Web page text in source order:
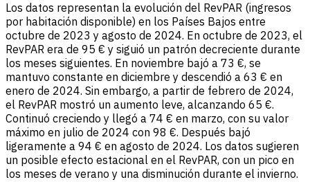
Los datos representan la evolución del RevPAR (ingresos
por habitación disponible) en los Países Bajos entre
octubre de 2023 y agosto de 2024. En octubre de 2023, el
RevPAR era de 95 € y siguió un patrón decreciente durante
los meses siguientes. En noviembre bajó a 73 €, se
mantuvo constante en diciembre y descendió a 63 € en
enero de 2024. Sin embargo, a partir de febrero de 2024,
el RevPAR mostró un aumento leve, alcanzando 65 €.
Continuó creciendo y llegó a 74 € en marzo, con su valor
máximo en julio de 2024 con 98 €. Después bajó
ligeramente a 94 € en agosto de 2024. Los datos sugieren
un posible efecto estacional en el RevPAR, con un pico en
los meses de verano y una disminución durante el invierno.